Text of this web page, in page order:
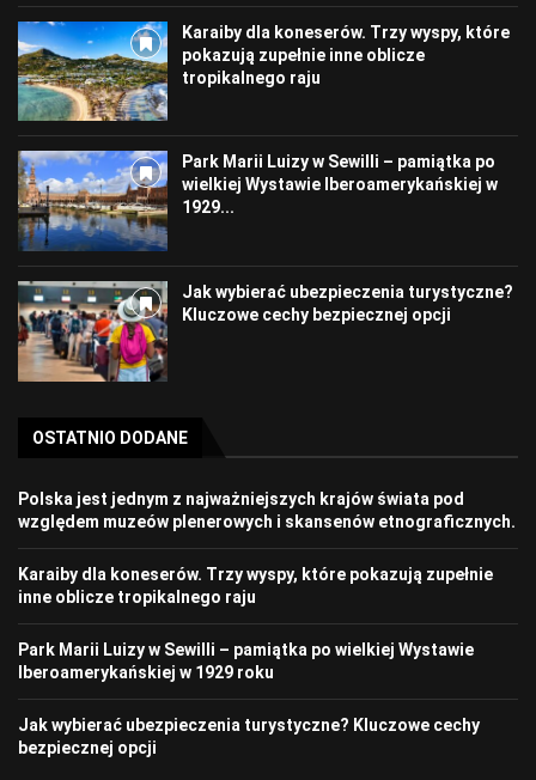
Karaiby dla koneserów. Trzy wyspy, które
pokazują zupełnie inne oblicze
tropikalnego raju
Park Marii Luizy w Sewilli – pamiątka po
wielkiej Wystawie Iberoamerykańskiej w
1929...
Jak wybierać ubezpieczenia turystyczne?
Kluczowe cechy bezpiecznej opcji
OSTATNIO DODANE
Polska jest jednym z najważniejszych krajów świata pod
względem muzeów plenerowych i skansenów etnograficznych.
Karaiby dla koneserów. Trzy wyspy, które pokazują zupełnie
inne oblicze tropikalnego raju
Park Marii Luizy w Sewilli – pamiątka po wielkiej Wystawie
Iberoamerykańskiej w 1929 roku
Jak wybierać ubezpieczenia turystyczne? Kluczowe cechy
bezpiecznej opcji